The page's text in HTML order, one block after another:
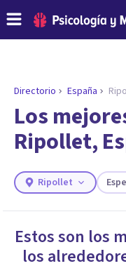
ENCONTRAR MI
¿Necesitas
Directorio España
Los
Ripollet,
Ripollet
Estos son los
los